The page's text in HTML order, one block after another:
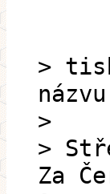
>
>
>
Za